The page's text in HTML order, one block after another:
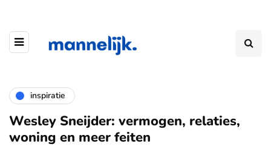
inspiratie
Wesley Sneijder: vermogen, relaties,
woning en meer feiten